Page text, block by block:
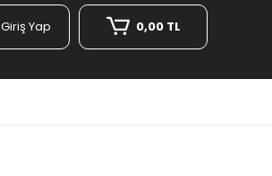
Giriş Yap 0,00 TL